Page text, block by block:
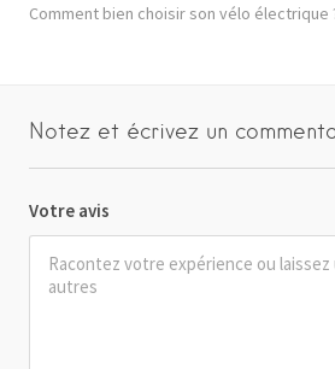
Comment bien choisir son vélo électrique
Notez et écrivez un
Votre avis